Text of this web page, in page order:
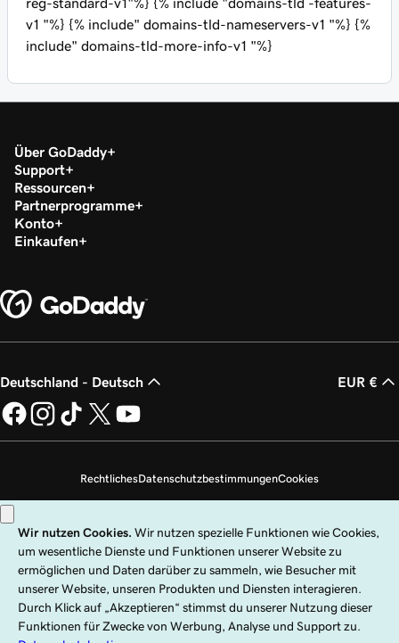
v1 "%} {% include" domains-tld-nameservers-v1 "%} {%
include" domains-tld-more-info-v1 "%}
Über GoDaddy
Support
Ressourcen
Partnerprogramme
Konto
Einkaufen
Deutschland - Deutsch EUR €
RechtlichesDatenschutzbestimmungenCookies
Copyright © 1999 – 2026 GoDaddy Operating Company, LLC. Alle Rechte
vorbehalten. Die Wortmarke GoDaddy ist eine eingetragene Marke von
GoDaddy Operating Company, LLC in den USA und anderen Ländern. Das
„GO“-Logo ist eine eingetragene Marke von GoDaddy.com, LLC in den USA.
Die Nutzung dieser Website unterliegt ausdrücklichen Nutzungsbedingungen.